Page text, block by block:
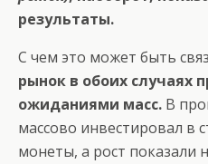
результаты.
С чем это может быть
рынок в обоих случаях
ожиданиями масс. В
массово инвестировал в
монеты, а рост показали